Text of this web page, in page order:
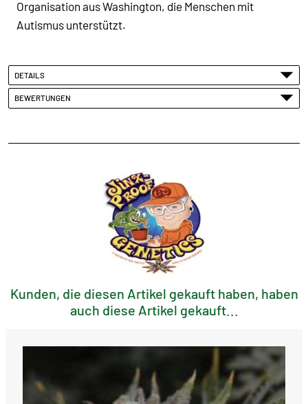
Organisation aus Washington, die Menschen mit
Autismus unterstützt.
DETAILS
BEWERTUNGEN
Kunden, die diesen Artikel gekauft haben, haben
auch diese Artikel gekauft...